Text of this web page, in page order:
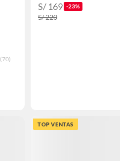
(70)
S/ 169 -23%
S/ 220
TOP VENTAS